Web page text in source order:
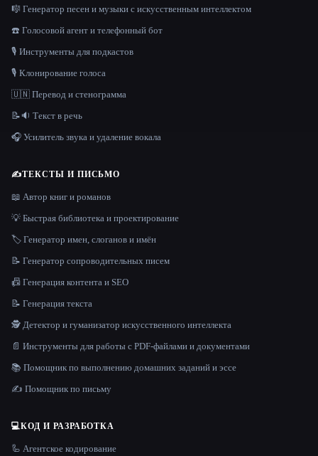
🎼 Генератор песен и музыки с искусственным интеллектом
☎️ Голосовой агент и телефонный бот
🎙️ Инструменты для подкастов
🎙️ Клонирование голоса
🇺🇳 Перевод и стенограмма
📝🔉 Текст в речь
🎧 Усилитель звука и удаление вокала
✍️ТЕКСТЫ И ПИСЬМО
📖 Автор книг и романов
💡 Быстрая библиотека и проектирование
🏷️ Генератор имен, слоганов и имён
📝 Генератор сопроводительных писем
📠 Генерация контента и SEO
📝 Генерация текста
🕵️ Детектор и гуманизатор искусственного интеллекта
📄 Инструменты для работы с PDF-файлами и документами
📚 Помощник по выполнению домашних заданий и эссе
✍️ Помощник по письму
💻КОД И РАЗРАБОТКА
🦾 Агентское кодирование